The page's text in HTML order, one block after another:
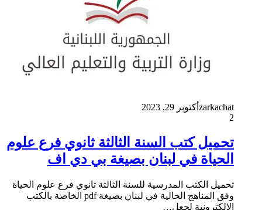
zarkachat أكتوبر 29, 2023
2
تحميل كتب السنة الثالثة ثانوي فرع علوم
الحياة في لبنان بصيغة بي دي اف
تحميل الكتب المدرسية للسنة الثالثة ثانوي فرع علوم الحياة
وفق المناهج الحالية في لبنان بصيغة pdf الخاصة بالكتب
الالكترونية لجعل…